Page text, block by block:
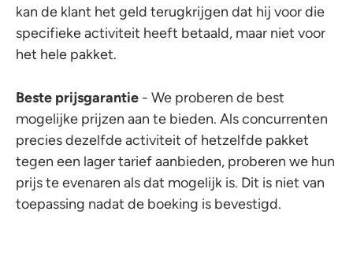
kan de klant het geld terugkrijgen dat hij voor die
specifieke activiteit heeft betaald, maar niet voor
het hele pakket.
Beste prijsgarantie - We proberen de best
mogelijke prijzen aan te bieden. Als concurrenten
precies dezelfde activiteit of hetzelfde pakket
tegen een lager tarief aanbieden, proberen we hun
prijs te evenaren als dat mogelijk is. Dit is niet van
toepassing nadat de boeking is bevestigd.